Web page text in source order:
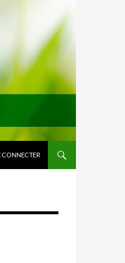
CONNECTER